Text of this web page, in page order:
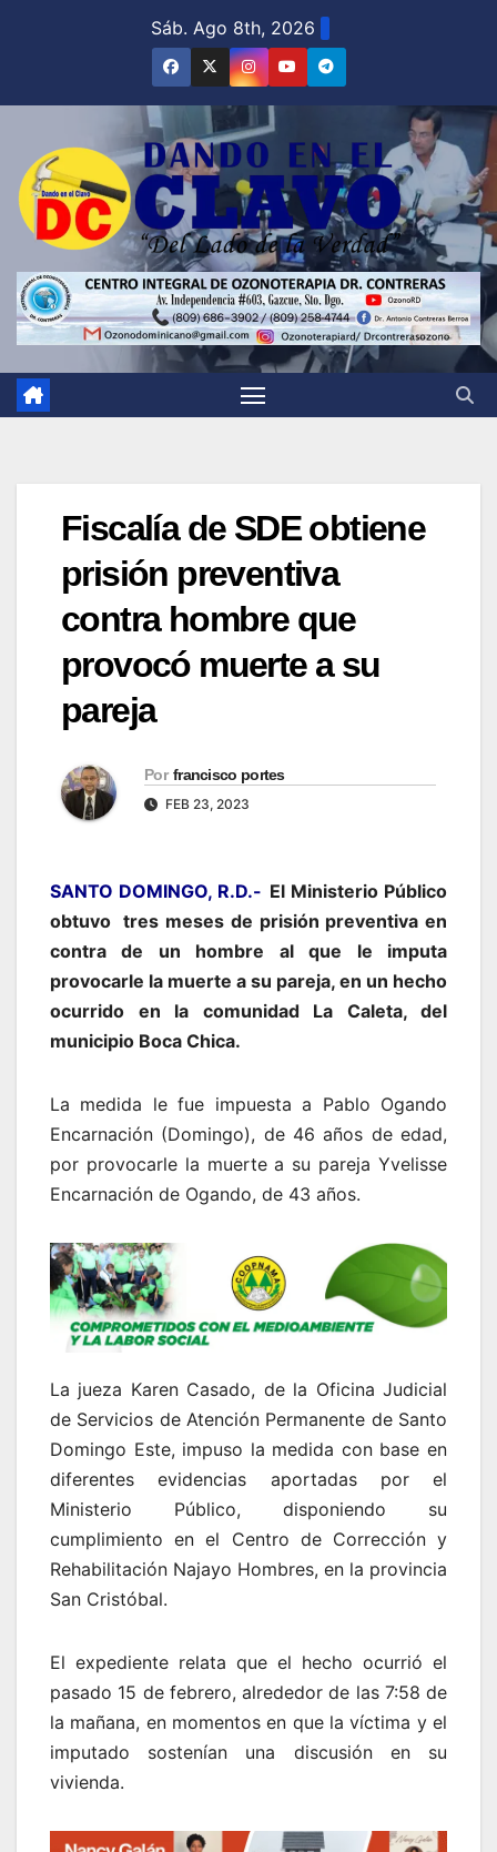
Sáb. Ago 8th, 2026
Fiscalía de SDE obtiene
prisión preventiva
contra hombre que
provocó muerte a su
pareja
Por francisco portes
FEB 23, 2023
SANTO DOMINGO, R.D.- El Ministerio Público
obtuvo tres meses de prisión preventiva en
contra de un hombre al que le imputa
provocarle la muerte a su pareja, en un hecho
ocurrido en la comunidad La Caleta, del
municipio Boca Chica.
La medida le fue impuesta a Pablo Ogando
Encarnación (Domingo), de 46 años de edad,
por provocarle la muerte a su pareja Yvelisse
Encarnación de Ogando, de 43 años.
La jueza Karen Casado, de la Oficina Judicial
de Servicios de Atención Permanente de Santo
Domingo Este, impuso la medida con base en
diferentes evidencias aportadas por el
Ministerio Público, disponiendo su
cumplimiento en el Centro de Corrección y
Rehabilitación Najayo Hombres, en la provincia
San Cristóbal.
El expediente relata que el hecho ocurrió el
pasado 15 de febrero, alrededor de las 7:58 de
la mañana, en momentos en que la víctima y el
imputado sostenían una discusión en su
vivienda.